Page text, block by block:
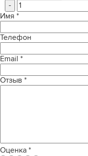
-
Имя *
Телефон
Email *
Отзыв *
Оценка *